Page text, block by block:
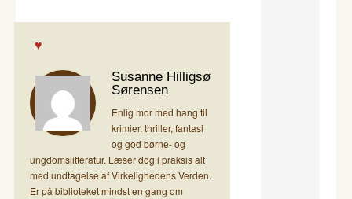
Susanne Hilligsø
Sørensen
Enlig mor med hang til
krimier, thriller, fantasi
og god børne- og
ungdomslitteratur. Læser dog i praksis alt
med undtagelse af Virkelighedens Verden.
Er på biblioteket mindst en gang om